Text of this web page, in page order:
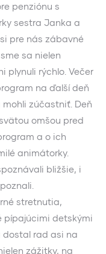
penziónu s
sestra Janka a
pre nás zábavné
sa nielen
plynuli rýchlo. Večer
na ďalší deň
zúčastniť. Deň
omšou pred
a o ich
animátorky.
bližšie, i
stretnutia,
pípajúcimi detskými
dostal rad asi na
zážitky, na